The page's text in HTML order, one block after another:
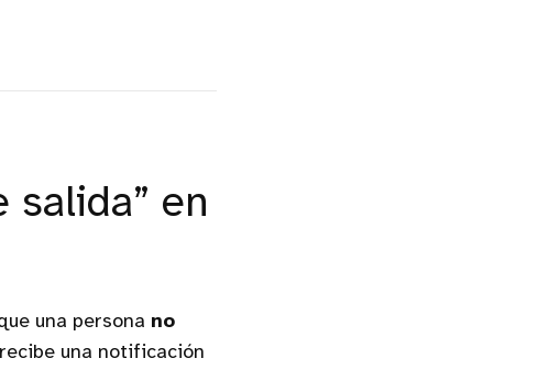
salida” en
una persona no
una notificación